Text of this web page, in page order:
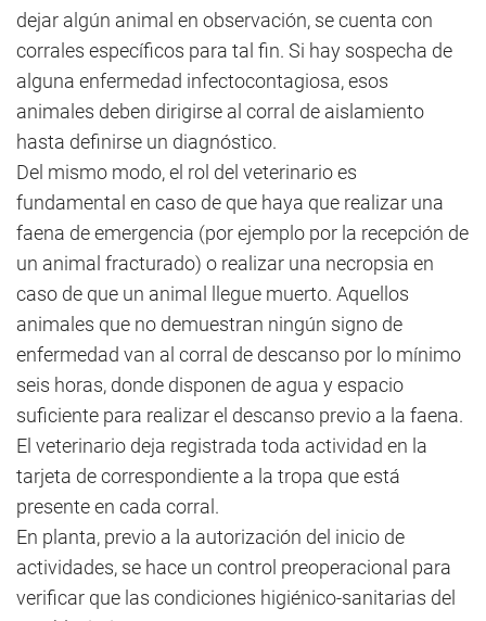
dejar algún animal en observación, se cuenta con
corrales específicos para tal fin. Si hay sospecha de
alguna enfermedad infectocontagiosa, esos
animales deben dirigirse al corral de aislamiento
hasta definirse un diagnóstico.
Del mismo modo, el rol del veterinario es
fundamental en caso de que haya que realizar una
faena de emergencia (por ejemplo por la recepción de
un animal fracturado) o realizar una necropsia en
caso de que un animal llegue muerto. Aquellos
animales que no demuestran ningún signo de
enfermedad van al corral de descanso por lo mínimo
seis horas, donde disponen de agua y espacio
suficiente para realizar el descanso previo a la faena.
El veterinario deja registrada toda actividad en la
tarjeta de correspondiente a la tropa que está
presente en cada corral.
En planta, previo a la autorización del inicio de
actividades, se hace un control preoperacional para
verificar que las condiciones higiénico-sanitarias del